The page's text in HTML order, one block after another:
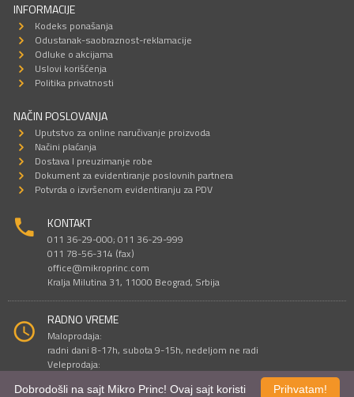
INFORMACIJE
Kodeks ponašanja
Odustanak-saobraznost-reklamacije
Odluke o akcijama
Uslovi korišćenja
Politika privatnosti
NAČIN POSLOVANJA
Uputstvo za online naručivanje proizvoda
Načini plaćanja
Dostava I preuzimanje robe
Dokument za evidentiranje poslovnih partnera
Potvrda o izvršenom evidentiranju za PDV
KONTAKT
011 36-29-000; 011 36-29-999
011 78-56-314 (fax)
office@mikroprinc.com
Kralja Milutina 31, 11000 Beograd, Srbija
RADNO VREME
Maloprodaja:
radni dani 8-17h, subota 9-15h, nedeljom ne radi
Veleprodaja:
Prihvatam!
Dobrodošli na sajt Mikro Princ! Ovaj sajt koristi